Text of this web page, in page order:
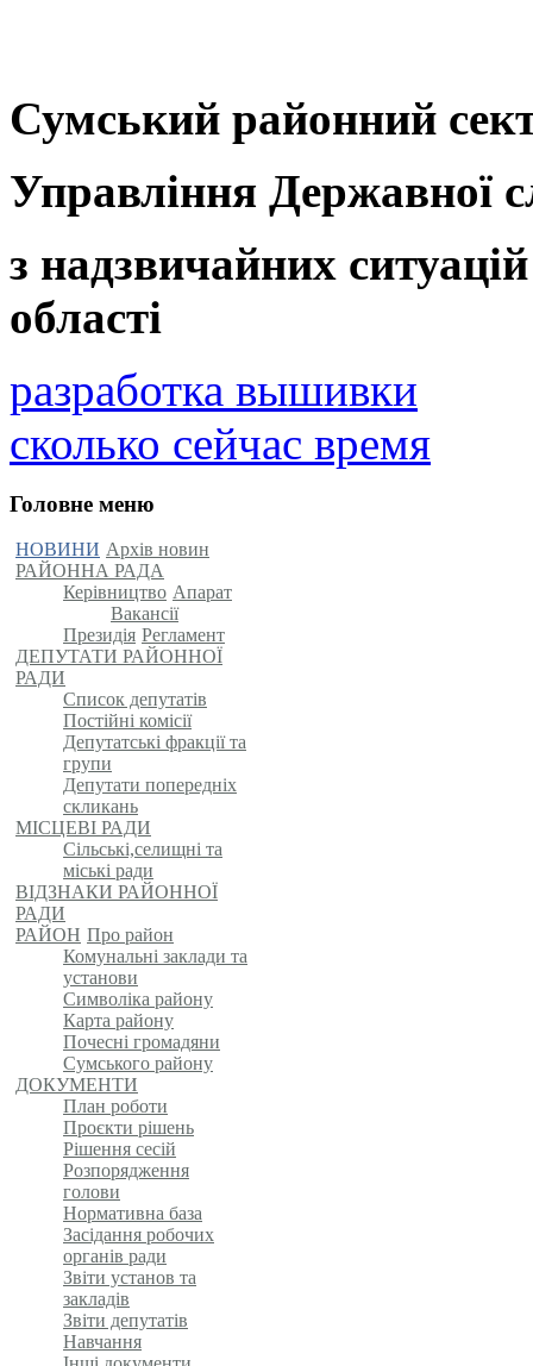
Сумський районний
Управління Державної
з надзвичайних
області
разработка вышивки
сколько сейчас время
Головне меню
НОВИНИ Архів новин
РАЙОННА РАДА
Керівництво Апарат
Вакансії
Президія Регламент
ДЕПУТАТИ РАЙОННОЇ
РАДИ
Список депутатів
Постійні комісії
Депутатські фракції та
групи
Депутати попередніх
скликань
МІСЦЕВІ РАДИ
Сільські,селищні та
міські ради
ВІДЗНАКИ РАЙОННОЇ
РАДИ
РАЙОН Про район
Комунальні заклади та
установи
Символіка району
Карта району
Почесні громадяни
Сумського району
ДОКУМЕНТИ
План роботи
Проєкти рішень
Рішення сесій
Розпорядження
голови
Нормативна база
Засідання робочих
органів ради
Звіти установ та
закладів
Звіти депутатів
Навчання